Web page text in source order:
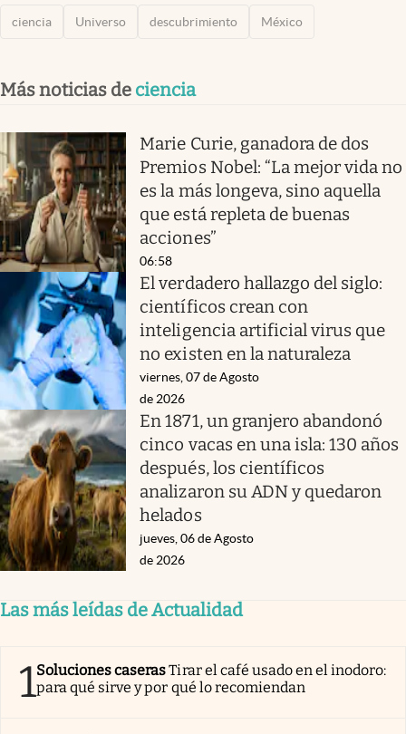
ciencia Universo descubrimiento México
Más noticias de ciencia
Marie Curie, ganadora de dos
Premios Nobel: “La mejor vida no
es la más longeva, sino aquella
que está repleta de buenas
acciones”
06:58
El verdadero hallazgo del siglo:
científicos crean con
inteligencia artificial virus que
no existen en la naturaleza
viernes, 07 de Agosto
de 2026
En 1871, un granjero abandonó
cinco vacas en una isla: 130 años
después, los científicos
analizaron su ADN y quedaron
helados
jueves, 06 de Agosto
de 2026
Las más leídas de Actualidad
1Soluciones caserasTirar el café usado en el inodoro:
para qué sirve y por qué lo recomiendan